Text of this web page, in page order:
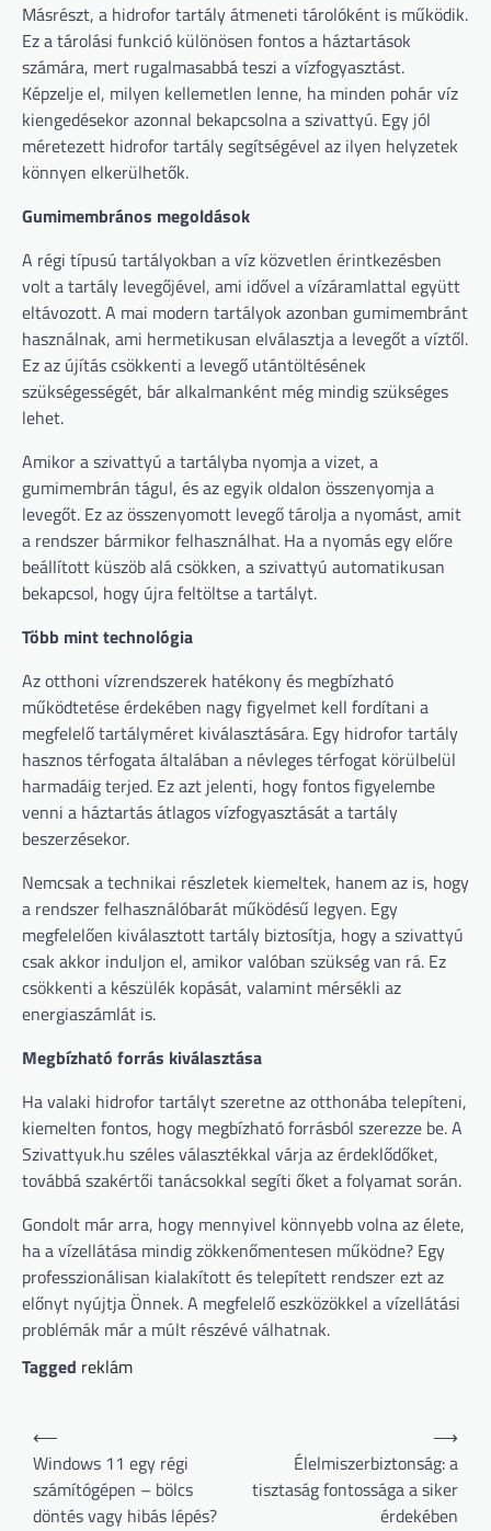
Másrészt, a hidrofor tartály átmeneti tárolóként is működik.
Ez a tárolási funkció különösen fontos a háztartások
számára, mert rugalmasabbá teszi a vízfogyasztást.
Képzelje el, milyen kellemetlen lenne, ha minden pohár víz
kiengedésekor azonnal bekapcsolna a szivattyú. Egy jól
méretezett hidrofor tartály segítségével az ilyen helyzetek
könnyen elkerülhetők.
Gumimembrános megoldások
A régi típusú tartályokban a víz közvetlen érintkezésben
volt a tartály levegőjével, ami idővel a vízáramlattal együtt
eltávozott. A mai modern tartályok azonban gumimembránt
használnak, ami hermetikusan elválasztja a levegőt a víztől.
Ez az újítás csökkenti a levegő utántöltésének
szükségességét, bár alkalmanként még mindig szükséges
lehet.
Amikor a szivattyú a tartályba nyomja a vizet, a
gumimembrán tágul, és az egyik oldalon összenyomja a
levegőt. Ez az összenyomott levegő tárolja a nyomást, amit
a rendszer bármikor felhasználhat. Ha a nyomás egy előre
beállított küszöb alá csökken, a szivattyú automatikusan
bekapcsol, hogy újra feltöltse a tartályt.
Több mint technológia
Az otthoni vízrendszerek hatékony és megbízható
működtetése érdekében nagy figyelmet kell fordítani a
megfelelő tartályméret kiválasztására. Egy hidrofor tartály
hasznos térfogata általában a névleges térfogat körülbelül
harmadáig terjed. Ez azt jelenti, hogy fontos figyelembe
venni a háztartás átlagos vízfogyasztását a tartály
beszerzésekor.
Nemcsak a technikai részletek kiemeltek, hanem az is, hogy
a rendszer felhasználóbarát működésű legyen. Egy
megfelelően kiválasztott tartály biztosítja, hogy a szivattyú
csak akkor induljon el, amikor valóban szükség van rá. Ez
csökkenti a készülék kopását, valamint mérsékli az
energiaszámlát is.
Megbízható forrás kiválasztása
Ha valaki hidrofor tartályt szeretne az otthonába telepíteni,
kiemelten fontos, hogy megbízható forrásból szerezze be. A
Szivattyuk.hu széles választékkal várja az érdeklődőket,
továbbá szakértői tanácsokkal segíti őket a folyamat során.
Gondolt már arra, hogy mennyivel könnyebb volna az élete,
ha a vízellátása mindig zökkenőmentesen működne? Egy
professzionálisan kialakított és telepített rendszer ezt az
előnyt nyújtja Önnek. A megfelelő eszközökkel a vízellátási
problémák már a múlt részévé válhatnak.
Tagged reklám
Bejegyzés
navigáció
⟵
Windows 11 egy régi
számítógépen – bölcs
döntés vagy hibás lépés?
Élelmiszerbiztonság: a
tisztaság fontossága a siker
érdekében
⟶